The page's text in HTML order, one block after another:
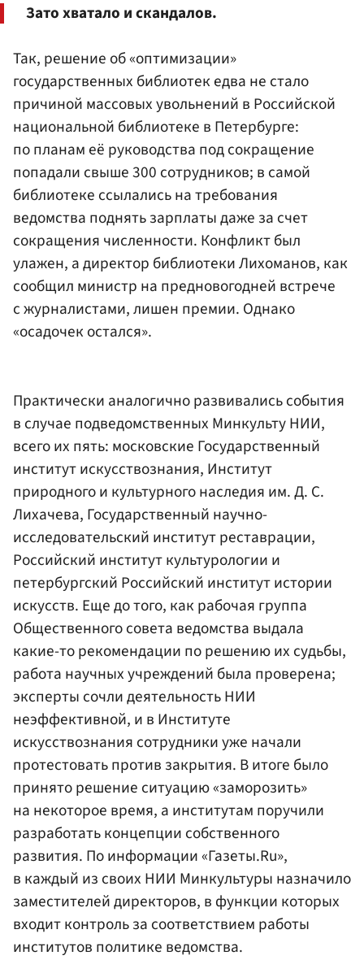
Зато хватало и скандалов.
Так, решение об «оптимизации»
государственных библиотек едва не стало
причиной массовых увольнений в Российской
национальной библиотеке в Петербурге:
по планам её руководства под сокращение
попадали свыше 300 сотрудников; в самой
библиотеке ссылались на требования
ведомства поднять зарплаты даже за счет
сокращения численности. Конфликт был
улажен, а директор библиотеки Лихоманов, как
сообщил министр на предновогодней встрече
с журналистами, лишен премии. Однако
«осадочек остался».
Практически аналогично развивались события
в случае подведомственных Минкульту НИИ,
всего их пять: московские Государственный
институт искусствознания, Институт
природного и культурного наследия им. Д. С.
Лихачева, Государственный научно-
исследовательский институт реставрации,
Российский институт культурологии и
петербургский Российский институт истории
искусств. Еще до того, как рабочая группа
Общественного совета ведомства выдала
какие-то рекомендации по решению их судьбы,
работа научных учреждений была проверена;
эксперты сочли деятельность НИИ
неэффективной, и в Институте
искусствознания сотрудники уже начали
протестовать против закрытия. В итоге было
принято решение ситуацию «заморозить»
на некоторое время, а институтам поручили
разработать концепции собственного
развития. По информации «Газеты.Ru»,
в каждый из своих НИИ Минкультуры назначило
заместителей директоров, в функции которых
входит контроль за соответствием работы
институтов политике ведомства.